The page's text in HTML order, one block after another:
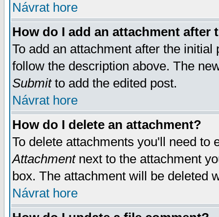
Návrat hore
How do I add an attachment after
To add an attachment after the
follow the description above. The
Submitto add the edited post.
Návrat hore
How do I delete an attachment?
To delete attachments you'll need
Attachmentnext to the attachment
box. The attachment will be deleted
Návrat hore